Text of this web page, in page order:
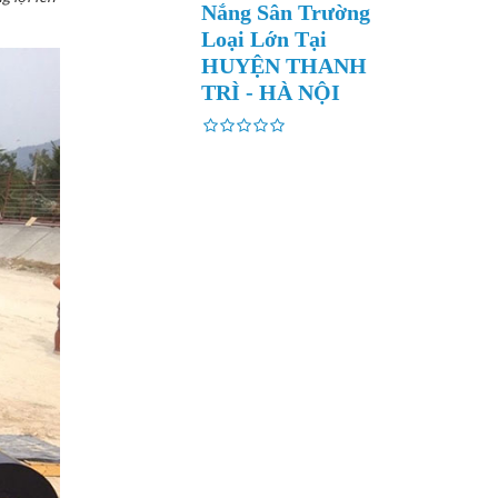
Nắng Sân Trường
Loại Lớn Tại
HUYỆN THANH
TRÌ - HÀ NỘI